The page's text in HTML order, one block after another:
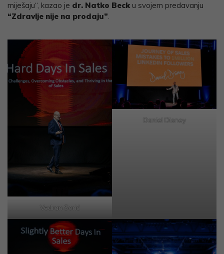
miješaju“, kazao je dr. Natko Beck u svojem predavanju
“Zdravlje nije na prodaju”.
Vedran Sorić
Daniel Disney